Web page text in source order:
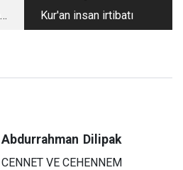
Kur'an insan irtibatı
Abdurrahman Dilipak
CENNET VE CEHENNEM